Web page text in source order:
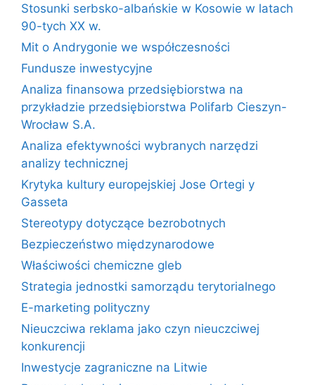
Stosunki serbsko-albańskie w Kosowie w latach
90-tych XX w.
Mit o Andrygonie we współczesności
Fundusze inwestycyjne
Analiza finansowa przedsiębiorstwa na
przykładzie przedsiębiorstwa Polifarb Cieszyn-
Wrocław S.A.
Analiza efektywności wybranych narzędzi
analizy technicznej
Krytyka kultury europejskiej Jose Ortegi y
Gasseta
Stereotypy dotyczące bezrobotnych
Bezpieczeństwo międzynarodowe
Właściwości chemiczne gleb
Strategia jednostki samorządu terytorialnego
E-marketing polityczny
Nieuczciwa reklama jako czyn nieuczciwej
konkurencji
Inwestycje zagraniczne na Litwie